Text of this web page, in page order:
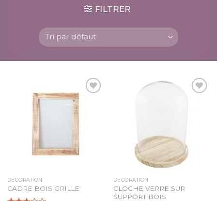
FILTRER
DÉCORATION
CADRE BOIS GRILLE
DÉCORATION
CLOCHE VERRE SUR
SUPPORT BOIS